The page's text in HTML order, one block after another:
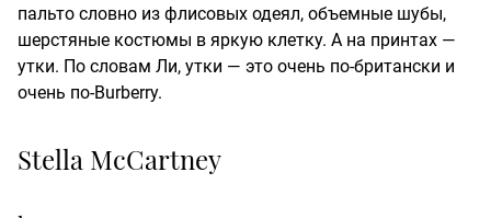
пальто словно из флисовых одеял, объемные шубы,
шерстяные костюмы в яркую клетку. А на принтах —
утки. По словам Ли, утки — это очень по-британски и
очень по-Burberry.
Stella McCartney